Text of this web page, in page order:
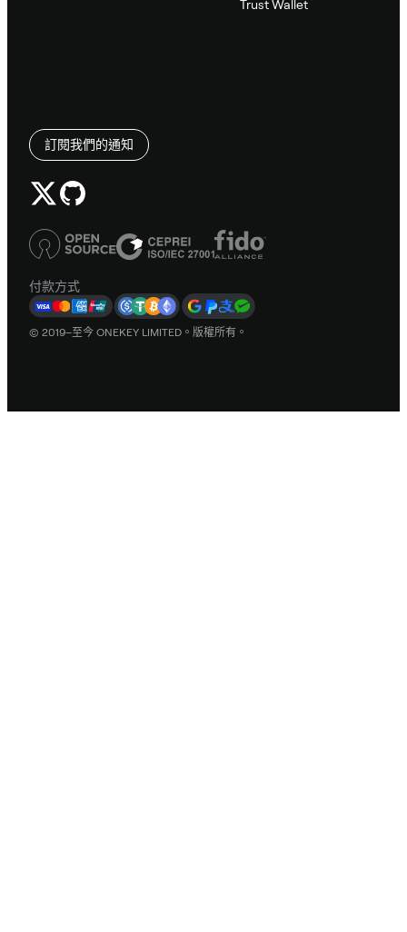
Trust Wallet
訂閱我們的通知
付款方式
© 2019–至今 ONEKEY LIMITED。版權所有。